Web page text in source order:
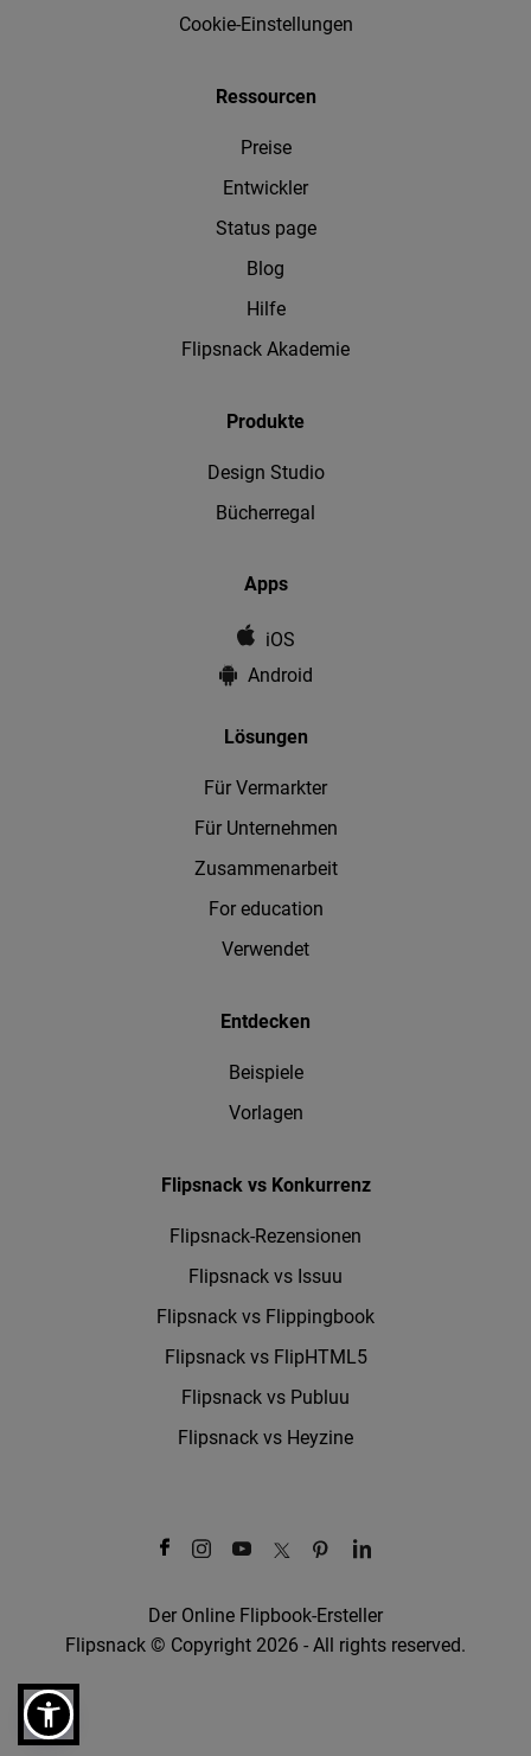
Cookie-Einstellungen
Ressourcen
Preise
Entwickler
Status page
Blog
Hilfe
Flipsnack Akademie
Produkte
Design Studio
Bücherregal
Apps
iOS
Android
Lösungen
Für Vermarkter
Für Unternehmen
Zusammenarbeit
For education
Verwendet
Entdecken
Beispiele
Vorlagen
Flipsnack vs Konkurrenz
Flipsnack-Rezensionen
Flipsnack vs Issuu
Flipsnack vs Flippingbook
Flipsnack vs FlipHTML5
Flipsnack vs Publuu
Flipsnack vs Heyzine
Der Online Flipbook-Ersteller
Flipsnack © Copyright 2026 - All rights reserved.